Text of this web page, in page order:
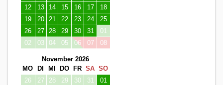
12
13 14 15 16 17
18
19
20 21 22 23 24
25
26
27 28 29 30 31
01
02
03 04 05 06 07 08
November 2026
MO
DI MI DO FR SA SO
26
27 28 29 30 31
01